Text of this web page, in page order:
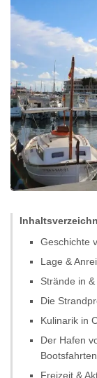
Geschichte
Lage &
Strände in
Die
Kulinarik in
Der Hafen
Bootsfahrten
Freizeit &